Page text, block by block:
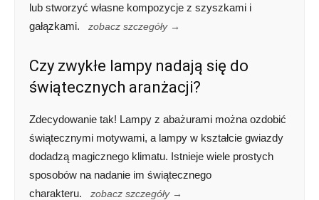
lub stworzyć własne kompozycje z szyszkami i
gałązkami.
zobacz szczegóły →
Czy zwykłe lampy nadają się do
świątecznych aranżacji?
Zdecydowanie tak! Lampy z abażurami można ozdobić
świątecznymi motywami, a lampy w kształcie gwiazdy
dodadzą magicznego klimatu. Istnieje wiele prostych
sposobów na nadanie im świątecznego
charakteru.
zobacz szczegóły →